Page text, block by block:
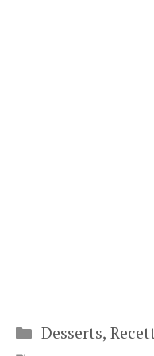
Catégories
Desserts,